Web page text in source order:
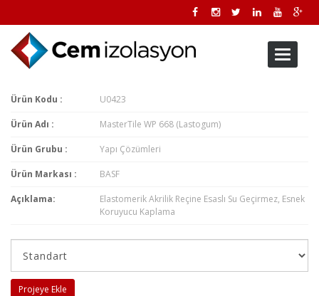
Toggle
Ürün Kodu : U0423
Ürün Adı : MasterTile WP 668 (Lastogum)
Ürün Grubu : Yapı Çözümleri
Ürün Markası : BASF
Açıklama:
Elastomerik Akrilik Reçine Esaslı Su Geçirmez, Esnek
Koruyucu Kaplama
Projeye Ekle